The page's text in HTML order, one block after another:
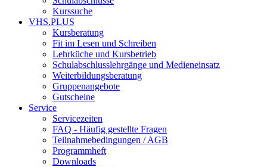
Kurssuche
VHS.PLUS
Kursberatung
Fit im Lesen und Schreiben
Lehrküche und Kursbetrieb
Schulabschlusslehrgänge und Medieneinsatz
Weiterbildungsberatung
Gruppenangebote
Gutscheine
Service
Servicezeiten
FAQ - Häufig gestellte Fragen
Teilnahmebedingungen / AGB
Programmheft
Downloads